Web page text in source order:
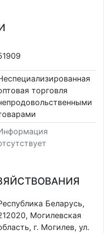
торговля
Беларусь,
Могилевская
г. Могилев, ул.